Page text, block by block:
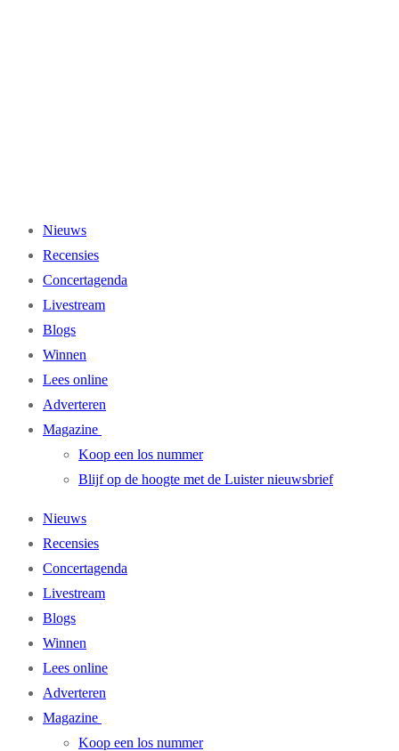
Nieuws
Recensies
Concertagenda
Livestream
Blogs
Winnen
Lees online
Adverteren
Magazine
Koop een los nummer
Blijf op de hoogte met de Luister nieuwsbrief
Nieuws
Recensies
Concertagenda
Livestream
Blogs
Winnen
Lees online
Adverteren
Magazine
Koop een los nummer